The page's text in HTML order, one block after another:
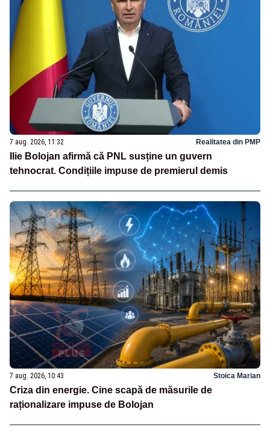
7 aug. 2026, 11:32 Realitatea din PMP
Ilie Bolojan afirmă că PNL susține un guvern
tehnocrat. Condițiile impuse de premierul demis
7 aug. 2026, 10:43 Stoica Marian
Criza din energie. Cine scapă de măsurile de
raționalizare impuse de Bolojan